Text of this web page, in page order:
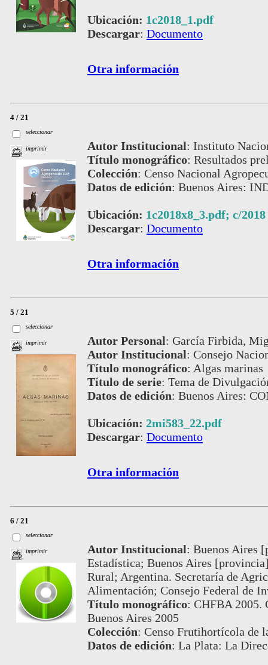
Ubicación: 1c2018_1.pdf
Descargar: Documento
Otra información
4 / 21
seleccionar
imprimir Autor Institucional: Instituto
Título monográfico: Resultados
Colección: Censo Nacional
Datos de edición: Buenos Aires:
Ubicación: 1c2018x8_3.pdf; c/
Descargar: Documento
Otra información
5 / 21
seleccionar
imprimir Autor Personal: García Firbida,
Autor Institucional: Consejo
Título monográfico: Algas marinas
Título de serie: Tema de
Datos de edición: Buenos Aires:
Ubicación: 2mi583_22.pdf
Descargar: Documento
Otra información
6 / 21
seleccionar
imprimir Autor Institucional: Buenos Aires
Estadística; Buenos Aires
Rural; Argentina. Secretaría de
Alimentación; Consejo Federal de
Título monográfico: CHFBA 2005.
Buenos Aires 2005
Colección: Censo Frutihortícola de
Datos de edición: La Plata: La